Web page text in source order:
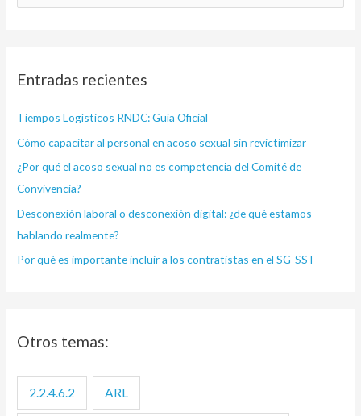
a
p
o
r
:
Entradas recientes
Tiempos Logísticos RNDC: Guía Oficial
Cómo capacitar al personal en acoso sexual sin revictimizar
¿Por qué el acoso sexual no es competencia del Comité de
Convivencia?
Desconexión laboral o desconexión digital: ¿de qué estamos
hablando realmente?
Por qué es importante incluir a los contratistas en el SG-SST
Otros temas:
2.2.4.6.2 ARL